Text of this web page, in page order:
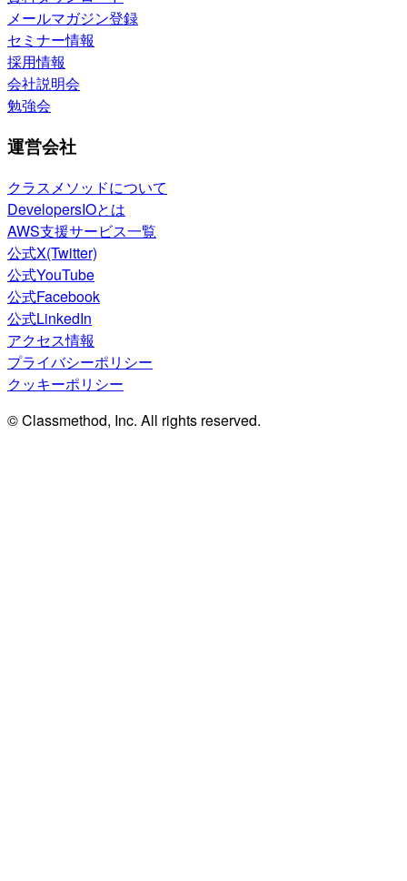
メールマガジン登録
セミナー情報
採用情報
会社説明会
勉強会
運営会社
クラスメソッドについて
DevelopersIOとは
AWS支援サービス一覧
公式X(Twitter)
公式YouTube
公式Facebook
公式LinkedIn
アクセス情報
プライバシーポリシー
クッキーポリシー
© Classmethod, Inc. All rights reserved.